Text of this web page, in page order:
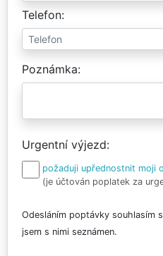
Telefon
Poznámka
Urgentní výjezd
požaduji upřednostnit moji
(je účtován poplatek za
Odesláním poptávky souhlasím s
jsem s nimi seznámen.